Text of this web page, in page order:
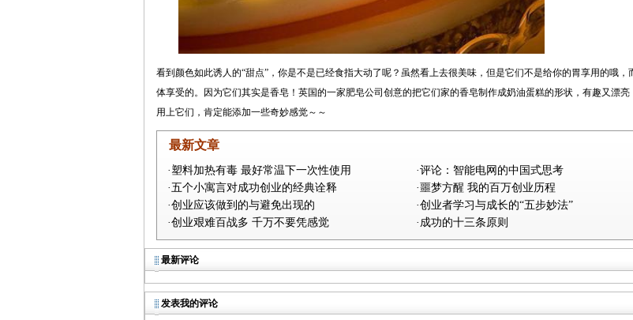
看到颜色如此诱人的“甜点”，你是不是已经食指大动了呢？虽然看上去很美味，但是它们不是给你的胃享用的哦，
体享受的。因为它们其实是香皂！英国的一家肥皂公司创意的把它们家的香皂制作成奶油蛋糕的形状，有趣又漂亮
用上它们，肯定能添加一些奇妙感觉～～
最新文章
·塑料加热有毒 最好常温下一次性使用
·评论：智能电网的中国式思考
·五个小寓言对成功创业的经典诠释
·噩梦方醒 我的百万创业历程
·创业应该做到的与避免出现的
·创业者学习与成长的“五步妙法”
·创业艰难百战多 千万不要凭感觉
·成功的十三条原则
最新评论
发表我的评论